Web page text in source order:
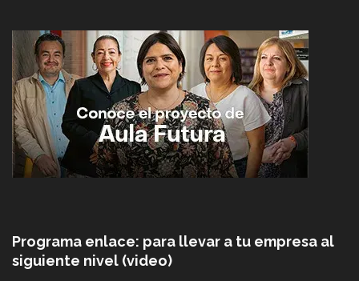
Programa enlace: para llevar a tu empresa al
siguiente nivel (video)